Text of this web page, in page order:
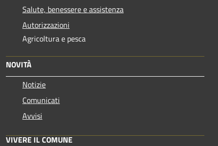
Salute, benessere e assistenza
Autorizzazioni
Agricoltura e pesca
NOVITÀ
Notizie
Comunicati
Avvisi
VIVERE IL COMUNE